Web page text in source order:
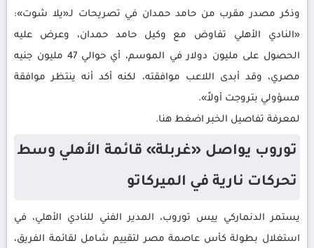
وذكر مصدر مقرب من حامد حمدان في تصريحات لـ«يلا شوت»:
«النادي الأهلي تفاوض مع وكيل حامد حمدان، وعرض عليه
الحصول على مليون دولار في الموسم، أي حوالي 47 مليون جنيه
مصري، وقد أبدى اللاعب موافقته، لكنه أكد أنه ينتظر موافقة
مسؤولي بتروجت أولاً».
لمعرفة تفاصيل الخبر اضغط هنا.
توروب يواصل «غربلة» قائمة الأهلي وسط
تحركات نارية في الميركاتو
يستمر الدنماركي ييس توروب، المدير الفني للنادي الأهلي، في
استغلال بطولة كأس عاصمة مصر لتقييم شامل لقائمة الفريق،